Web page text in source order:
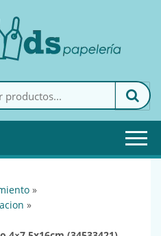
My Goods es tu papelería
online de confianza. Podrás
encontrar todo lo necesario
»
»